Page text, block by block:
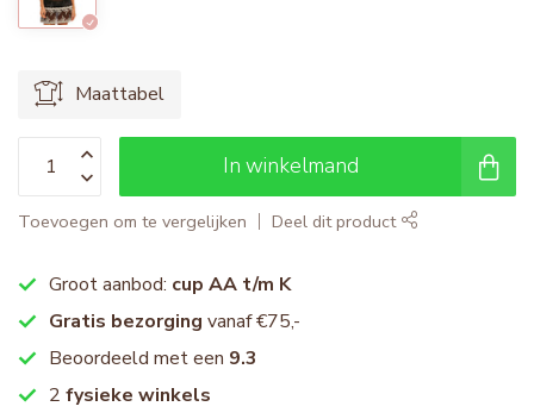
Maattabel
In winkelmand
Toevoegen om te vergelijken Deel dit product
Groot aanbod: cup AA t/m K
Gratis bezorging vanaf €75,-
Beoordeeld met een 9.3
2 fysieke winkels